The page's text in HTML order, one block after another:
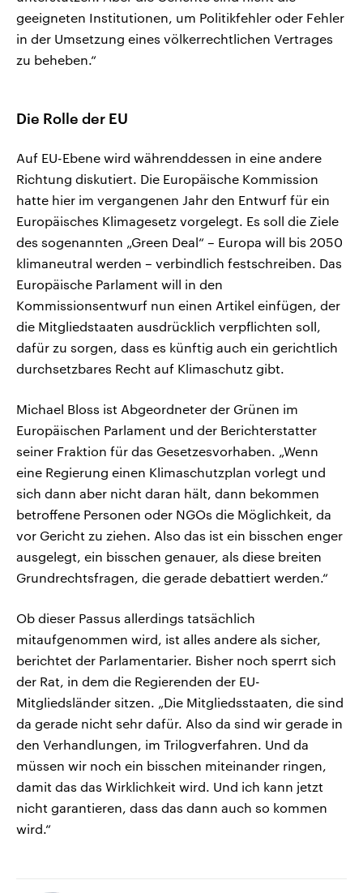
geeigneten Institutionen, um Politikfehler oder Fehler
in der Umsetzung eines völkerrechtlichen Vertrages
zu beheben.“
Die Rolle der EU
Auf EU-Ebene wird währenddessen in eine andere
Richtung diskutiert. Die Europäische Kommission
hatte hier im vergangenen Jahr den Entwurf für ein
Europäisches Klimagesetz vorgelegt. Es soll die Ziele
des sogenannten „Green Deal“ – Europa will bis 2050
klimaneutral werden – verbindlich festschreiben. Das
Europäische Parlament will in den
Kommissionsentwurf nun einen Artikel einfügen, der
die Mitgliedstaaten ausdrücklich verpflichten soll,
dafür zu sorgen, dass es künftig auch ein gerichtlich
durchsetzbares Recht auf Klimaschutz gibt.
Michael Bloss ist Abgeordneter der Grünen im
Europäischen Parlament und der Berichterstatter
seiner Fraktion für das Gesetzesvorhaben. „Wenn
eine Regierung einen Klimaschutzplan vorlegt und
sich dann aber nicht daran hält, dann bekommen
betroffene Personen oder NGOs die Möglichkeit, da
vor Gericht zu ziehen. Also das ist ein bisschen enger
ausgelegt, ein bisschen genauer, als diese breiten
Grundrechtsfragen, die gerade debattiert werden.“
Ob dieser Passus allerdings tatsächlich
mitaufgenommen wird, ist alles andere als sicher,
berichtet der Parlamentarier. Bisher noch sperrt sich
der Rat, in dem die Regierenden der EU-
Mitgliedsländer sitzen. „Die Mitgliedsstaaten, die sind
da gerade nicht sehr dafür. Also da sind wir gerade in
den Verhandlungen, im Trilogverfahren. Und da
müssen wir noch ein bisschen miteinander ringen,
damit das das Wirklichkeit wird. Und ich kann jetzt
nicht garantieren, dass das dann auch so kommen
wird.“